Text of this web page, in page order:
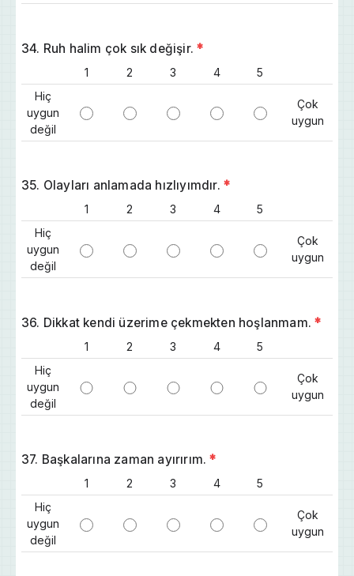
34. Ruh halim çok sık değişir.*
1 2 3 4
5
Hiç
uygun
değil
Çok
uygun
35. Olayları anlamada hızlıyımdır. *
1 2 3 4
5
Hiç
uygun
değil
Çok
uygun
36. Dikkat kendi üzerime çekmekten hoşlanmam.*
1 2 3 4
5
Hiç
uygun
değil
Çok
uygun
37. Başkalarına zaman ayırırım.*
1 2 3 4
5
Hiç
uygun
değil
Çok
uygun